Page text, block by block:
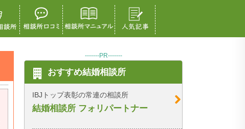
-------PR-------
おすすめ結婚相談所
IBJトップ表彰の常連の相談所
結婚相談所 フォリパートナー